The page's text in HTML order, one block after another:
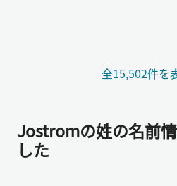
全15,502件を
Jostromの姓の名前
した